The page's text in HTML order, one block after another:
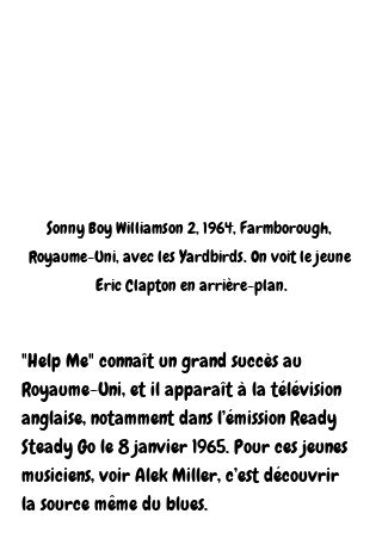
Sonny Boy Williamson 2, 1964, Farmborough,
Royaume-Uni, avec les Yardbirds. On voit le jeune
Eric Clapton en arrière-plan.
"Help Me" connaît un grand succès au
Royaume-Uni, et il apparaît à la télévision
anglaise, notamment dans l’émission Ready
Steady Go le 8 janvier 1965. Pour ces jeunes
musiciens, voir Alek Miller, c’est découvrir
la source même du blues.